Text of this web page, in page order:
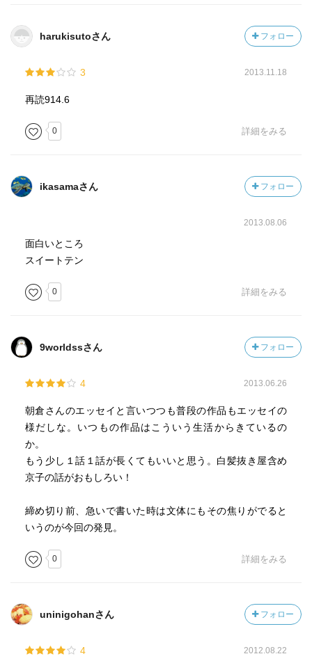
harukisutoさん フォロー
3 2013.11.18
再読914.6
0 詳細をみる
ikasamaさん フォロー
2013.08.06
面白いところ
スイートテン
0 詳細をみる
9worldssさん フォロー
4 2013.06.26
朝倉さんのエッセイと言いつつも普段の作品もエッセイの
様だしな。いつもの作品はこういう生活からきているの
か。
もう少し１話１話が長くてもいいと思う。白髪抜き屋含め
京子の話がおもしろい！
締め切り前、急いで書いた時は文体にもその焦りがでると
いうのが今回の発見。
0 詳細をみる
uninigohanさん フォロー
4 2012.08.22